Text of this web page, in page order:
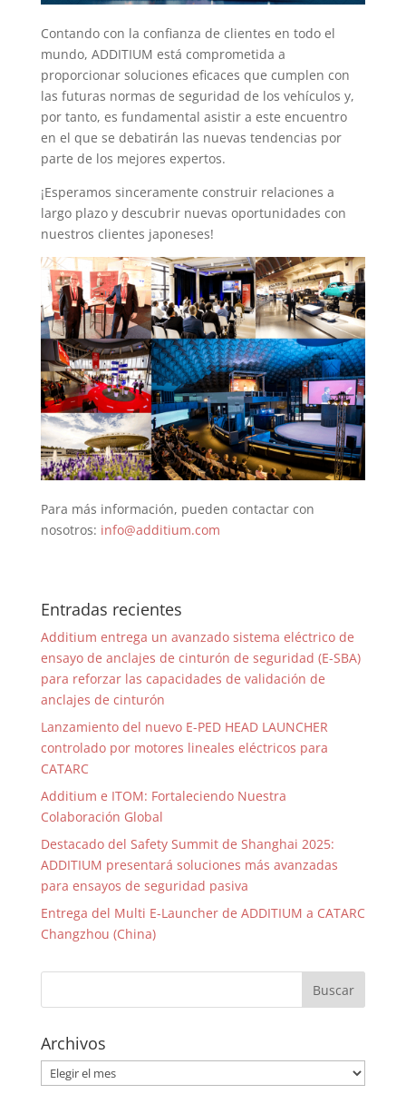
Contando con la confianza de clientes en todo el
mundo, ADDITIUM está comprometida a
proporcionar soluciones eficaces que cumplen con
las futuras normas de seguridad de los vehículos y,
por tanto, es fundamental asistir a este encuentro
en el que se debatirán las nuevas tendencias por
parte de los mejores expertos.
¡Esperamos sinceramente construir relaciones a
largo plazo y descubrir nuevas oportunidades con
nuestros clientes japoneses!
Para más información, pueden contactar con
nosotros: info@additium.com
Entradas recientes
Additium entrega un avanzado sistema eléctrico de
ensayo de anclajes de cinturón de seguridad (E-SBA)
para reforzar las capacidades de validación de
anclajes de cinturón
Lanzamiento del nuevo E-PED HEAD LAUNCHER
controlado por motores lineales eléctricos para
CATARC
Additium e ITOM: Fortaleciendo Nuestra
Colaboración Global
Destacado del Safety Summit de Shanghai 2025:
ADDITIUM presentará soluciones más avanzadas
para ensayos de seguridad pasiva
Entrega del Multi E-Launcher de ADDITIUM a CATARC
Changzhou (China)
Archivos
Archivos